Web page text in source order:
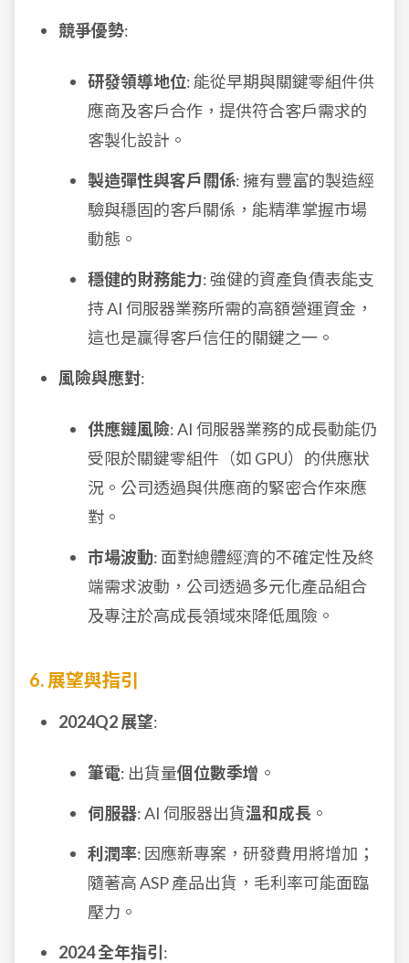
競爭優勢:
研發領導地位: 能從早期與關鍵零組件供
應商及客戶合作，提供符合客戶需求的
客製化設計。
製造彈性與客戶關係: 擁有豐富的製造經
驗與穩固的客戶關係，能精準掌握市場
動態。
穩健的財務能力: 強健的資產負債表能支
持 AI 伺服器業務所需的高額營運資金，
這也是贏得客戶信任的關鍵之一。
風險與應對:
供應鏈風險: AI 伺服器業務的成長動能仍
受限於關鍵零組件（如 GPU）的供應狀
況。公司透過與供應商的緊密合作來應
對。
市場波動: 面對總體經濟的不確定性及終
端需求波動，公司透過多元化產品組合
及專注於高成長領域來降低風險。
6. 展望與指引
2024Q2 展望:
筆電: 出貨量個位數季增 。
伺服器: AI 伺服器出貨溫和成長 。
利潤率: 因應新專案，研發費用將增加；
隨著高 ASP 產品出貨，毛利率可能面臨
壓力。
2024 全年指引 :